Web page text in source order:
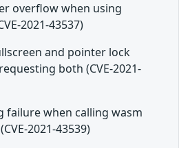
overflow when using
2021-43537)
and pointer lock
both (CVE-2021-
failure when calling wasm
2021-43539)